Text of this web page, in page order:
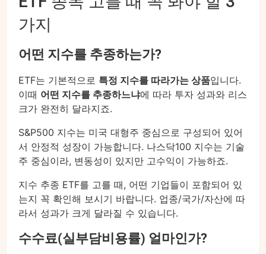
가지
어떤 지수를 추종하는가?
ETF는 기본적으로 특정 지수를 따라가는 상품입니다.
이때 어떤 지수를 추종하느냐에 따라 투자 성과와 리스
크가 완전히 달라지죠.
S&P500 지수는 미국 대형주 중심으로 구성되어 있어
서 안정적 성장이 가능합니다. 나스닥100 지수는 기술
주 중심이라, 변동성이 있지만 고수익이 가능하죠.
지수 추종 ETF를 고를 때, 어떤 기업들이 포함되어 있
는지 꼭 확인해 보시기 바랍니다. 업종/국가/자산에 따
라서 성과가 크게 달라질 수 있습니다.
수수료(실부담비용률) 얼마인가?